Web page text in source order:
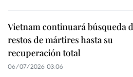
Vietnam continuará búsqueda
restos de mártires hasta su
recuperación total
06/07/2026 03:06